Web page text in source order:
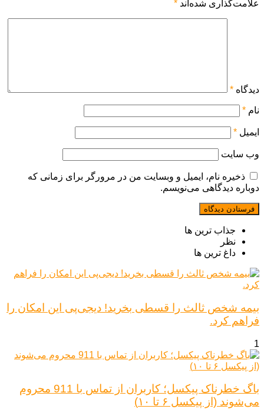
علامت‌گذاری شده‌اند *
دیدگاه *
نام *
ایمیل *
وب‌ سایت
ذخیره نام، ایمیل و وبسایت من در مرورگر برای زمانی که
دوباره دیدگاهی می‌نویسم.
جذاب ترین ها
نظر
داغ ترین ها
بیمه شخص ثالث را قسطی بخرید! دیجی‌پی این امکان را
فراهم کرد.
1
باگ خطرناک پیکسل؛ کاربران از تماس با 911 محروم
می‌شوند (از پیکسل ۶ تا ۱۰)